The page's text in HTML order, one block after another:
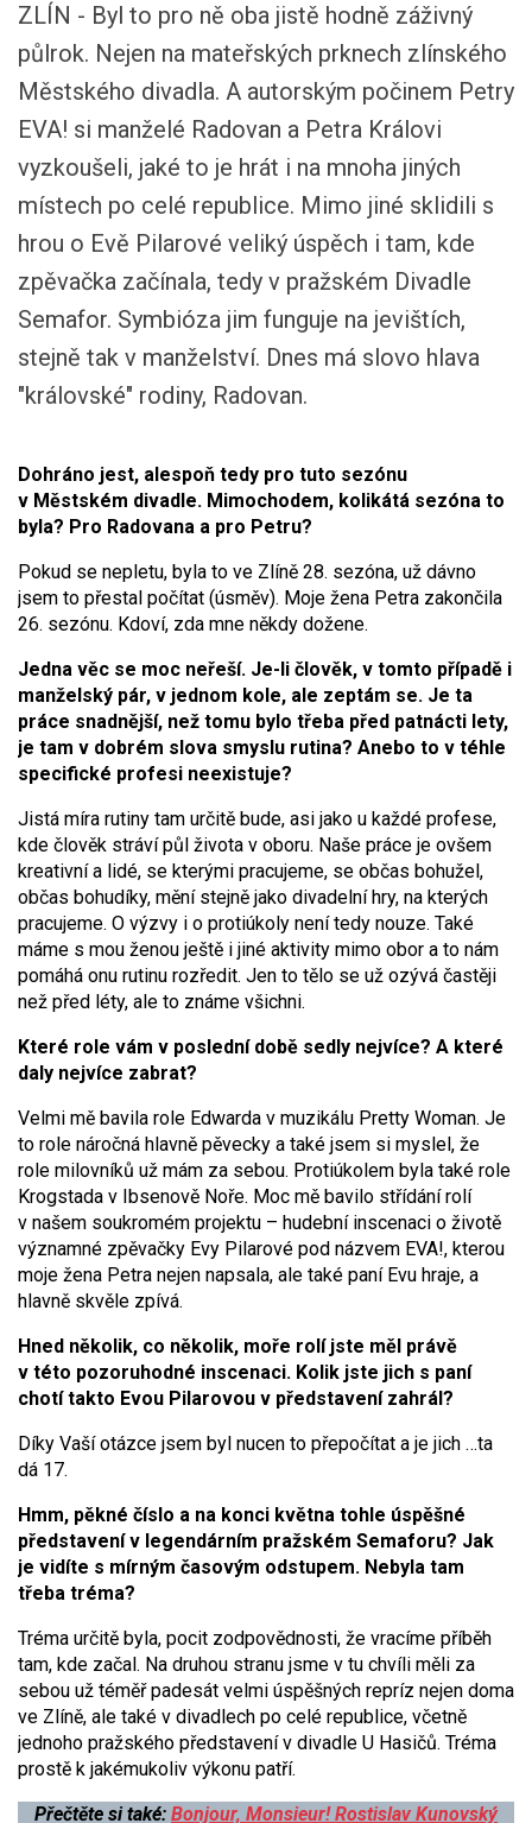
ZLÍN - Byl to pro ně oba jistě hodně záživný
půlrok. Nejen na mateřských prknech zlínského
Městského divadla. A autorským počinem Petry
EVA! si manželé Radovan a Petra Královi
vyzkoušeli, jaké to je hrát i na mnoha jiných
místech po celé republice. Mimo jiné sklidili s
hrou o Evě Pilarové veliký úspěch i tam, kde
zpěvačka začínala, tedy v pražském Divadle
Semafor. Symbióza jim funguje na jevištích,
stejně tak v manželství. Dnes má slovo hlava
"královské" rodiny, Radovan.
Dohráno jest, alespoň tedy pro tuto sezónu
v Městském divadle. Mimochodem, kolikátá sezóna to
byla? Pro Radovana a pro Petru?
Pokud se nepletu, byla to ve Zlíně 28. sezóna, už dávno
jsem to přestal počítat (úsměv). Moje žena Petra zakončila
26. sezónu. Kdoví, zda mne někdy dožene.
Jedna věc se moc neřeší. Je-li člověk, v tomto případě i
manželský pár, v jednom kole, ale zeptám se. Je ta
práce snadnější, než tomu bylo třeba před patnácti lety,
je tam v dobrém slova smyslu rutina? Anebo to v téhle
specifické profesi neexistuje?
Jistá míra rutiny tam určitě bude, asi jako u každé profese,
kde člověk stráví půl života v oboru. Naše práce je ovšem
kreativní a lidé, se kterými pracujeme, se občas bohužel,
občas bohudíky, mění stejně jako divadelní hry, na kterých
pracujeme. O výzvy i o protiúkoly není tedy nouze. Také
máme s mou ženou ještě i jiné aktivity mimo obor a to nám
pomáhá onu rutinu rozředit. Jen to tělo se už ozývá častěji
než před léty, ale to známe všichni.
Které role vám v poslední době sedly nejvíce? A které
daly nejvíce zabrat?
Velmi mě bavila role Edwarda v muzikálu Pretty Woman. Je
to role náročná hlavně pěvecky a také jsem si myslel, že
role milovníků už mám za sebou. Protiúkolem byla také role
Krogstada v Ibsenově Noře. Moc mě bavilo střídání rolí
v našem soukromém projektu – hudební inscenaci o životě
významné zpěvačky Evy Pilarové pod názvem EVA!, kterou
moje žena Petra nejen napsala, ale také paní Evu hraje, a
hlavně skvěle zpívá.
Hned několik, co několik, moře rolí jste měl právě
v této pozoruhodné inscenaci. Kolik jste jich s paní
chotí takto Evou Pilarovou v představení zahrál?
Díky Vaší otázce jsem byl nucen to přepočítat a je jich …ta
dá 17.
Hmm, pěkné číslo a na konci května tohle úspěšné
představení v legendárním pražském Semaforu? Jak
je vidíte s mírným časovým odstupem. Nebyla tam
třeba tréma?
Tréma určitě byla, pocit zodpovědnosti, že vracíme příběh
tam, kde začal. Na druhou stranu jsme v tu chvíli měli za
sebou už téměř padesát velmi úspěšných repríz nejen doma
ve Zlíně, ale také v divadlech po celé republice, včetně
jednoho pražského představení v divadle U Hasičů. Tréma
prostě k jakémukoliv výkonu patří.
Přečtěte si také: Bonjour, Monsieur! Rostislav Kunovský